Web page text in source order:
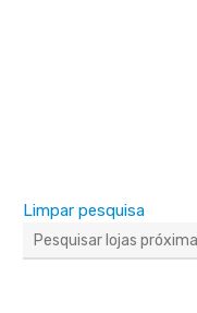
Limpar pesquisa